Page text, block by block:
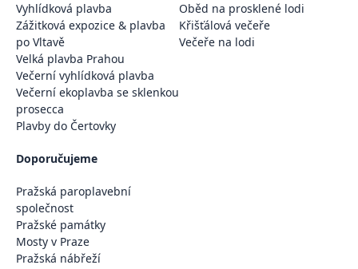
Vyhlídková plavba
Zážitková expozice & plavba
po Vltavě
Velká plavba Prahou
Večerní vyhlídková plavba
Večerní ekoplavba se sklenkou
prosecca
Plavby do Čertovky
Oběd na prosklené lodi
Křišťálová večeře
Večeře na lodi
Doporučujeme
Pražská paroplavební
společnost
Pražské památky
Mosty v Praze
Pražská nábřeží